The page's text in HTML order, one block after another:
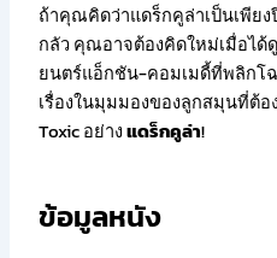
ถ้าคุณคิดว่าแดร็กคูล่าเป็นเพีย
กลัว คุณอาจต้องคิดใหม่เมื่อได้
ยนตร์แอ็กชัน-คอมเมดี้ที่พลิกโ
เรื่องในมุมมองของลูกสมุนที่ต้
Toxic อย่างแดร็กคูล่า!
ข้อมูลหนัง